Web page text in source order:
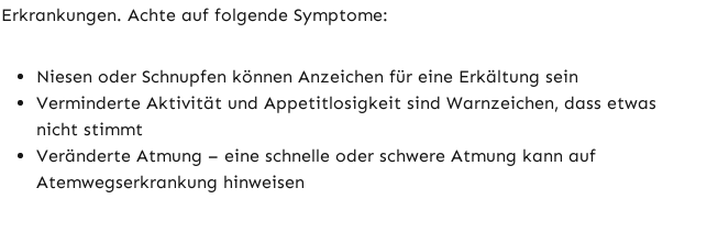
Erkrankungen. Achte auf folgende Symptome:
Niesen oder Schnupfen können Anzeichen für eine Erkältung sein
Verminderte Aktivität und Appetitlosigkeit sind Warnzeichen, dass etwas
nicht stimmt
Veränderte Atmung – eine schnelle oder schwere Atmung kann auf
Atemwegserkrankung hinweisen